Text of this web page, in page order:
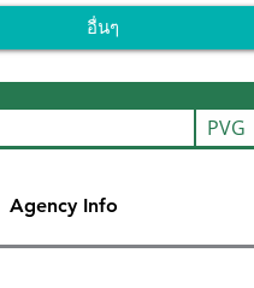
อื่นๆ
PVG
Agency Info